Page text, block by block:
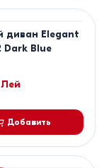
диван Elegant
Dark Blue
Лей
Добавить